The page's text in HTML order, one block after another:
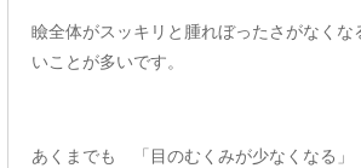
瞼全体がスッキリと腫れぼったさがなくな
いことが多いです。
あくまでも 「目のむくみが少なくなる